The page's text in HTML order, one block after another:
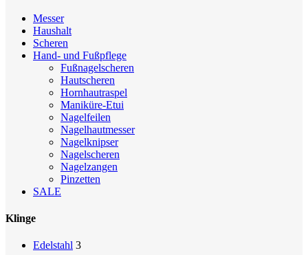
Messer
Haushalt
Scheren
Hand- und Fußpflege
Fußnagelscheren
Hautscheren
Hornhautraspel
Maniküre-Etui
Nagelfeilen
Nagelhautmesser
Nagelknipser
Nagelscheren
Nagelzangen
Pinzetten
SALE
Klinge
Edelstahl 3